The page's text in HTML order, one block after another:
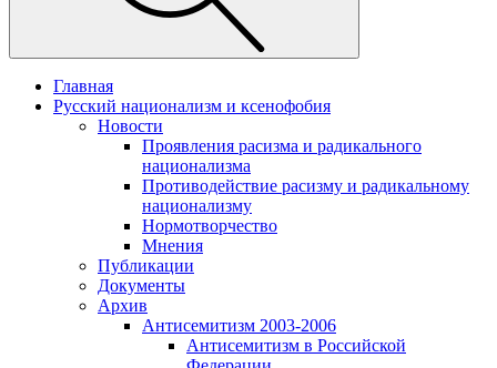
Главная
Русский национализм и ксенофобия
Новости
Проявления расизма и радикального
национализма
Противодействие расизму и радикальному
национализму
Нормотворчество
Мнения
Публикации
Документы
Архив
Антисемитизм 2003-2006
Антисемитизм в Российской